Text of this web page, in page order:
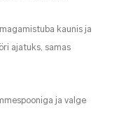
kaunis ja
ajatuks, samas
ja valge